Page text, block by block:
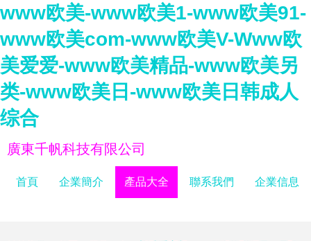
www欧美-www欧美1-www欧美91-
www欧美com-www欧美V-Www欧
美爱爱-www欧美精品-www欧美另
类-www欧美日-www欧美日韩成人
综合
廣東千帆科技有限公司
首頁 企業簡介 產品大全 聯系我們 企業信息